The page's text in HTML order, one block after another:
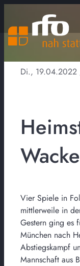
Di., 19.04.2022
Vier Spiele in
mittlerweile in
Gestern ging es
München nach
Abstiegskampf
Mannschaft aus